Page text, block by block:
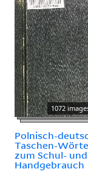
1072
Polnisch-
Taschen-
zum Schul- und
Handgebrauch